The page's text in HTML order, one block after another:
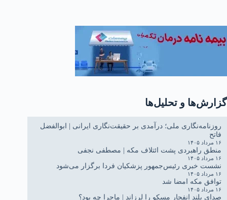
گزارش‌ها و تحلیل‌ها
روزنامه‌نگاری ملی؛ درآمدی بر حقیقت‌نگاری ایرانی | ابوالفضل
فاتح
۱۶ مرداد ۱۴۰۵
منطق راهبردی پشت ائتلاف مکه | مصطفی نجفی
۱۶ مرداد ۱۴۰۵
نشست خبری رئیس‌جمهور پزشکیان فردا برگزار می‌شود
۱۶ مرداد ۱۴۰۵
توافق مکه امضا شد
۱۶ مرداد ۱۴۰۵
صدای بلند انفجار مسکو را لرزاند | ماجرا چه بود؟